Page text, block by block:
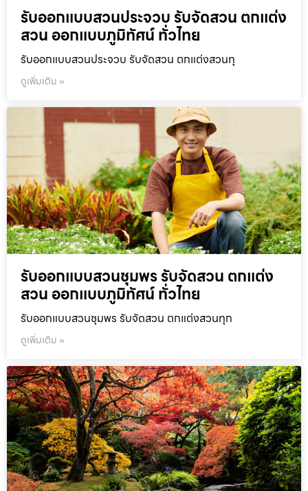
รับออกแบบสวนประจวบ รับจัดสวน ตกแต่ง
สวน ออกแบบภูมิทัศน์ ทั่วไทย
รับออกแบบสวนประจวบ รับจัดสวน ตกแต่งสวนทุ
ดูเพิ่มเติม »
รับออกแบบสวนชุมพร รับจัดสวน ตกแต่ง
สวน ออกแบบภูมิทัศน์ ทั่วไทย
รับออกแบบสวนชุมพร รับจัดสวน ตกแต่งสวนทุก
ดูเพิ่มเติม »